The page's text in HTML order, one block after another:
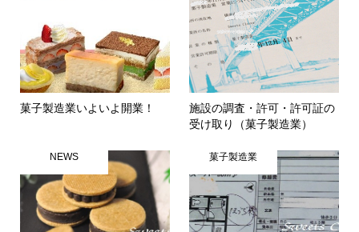
菓子製造業いよいよ開業！
施設の調査・許可・許可証の
受け取り（菓子製造業）
NEWS 菓子製造業